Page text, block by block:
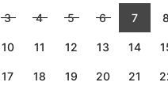
3 4 5 6 7 8
10 11 12 13 14
17 18 19 20 21